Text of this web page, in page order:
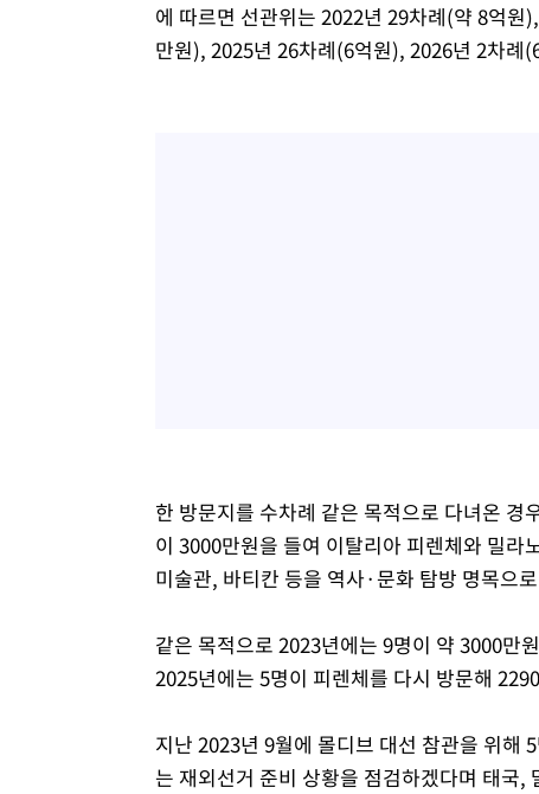
에 따르면 선관위는 2022년 29차례(약 8억
만원), 2025년 26차례(6억원), 2026년 2차례
한 방문지를 수차례 같은 목적으로 다녀온
이 3000만원을 들여 이탈리아 피렌체와 밀라
미술관, 바티칸 등을 역사·문화 탐방 명목으
같은 목적으로 2023년에는 9명이 약 3000만
2025년에는 5명이 피렌체를 다시 방문해
지난 2023년 9월에 몰디브 대선 참관을 위해
는 재외선거 준비 상황을 점검하겠다며 태국